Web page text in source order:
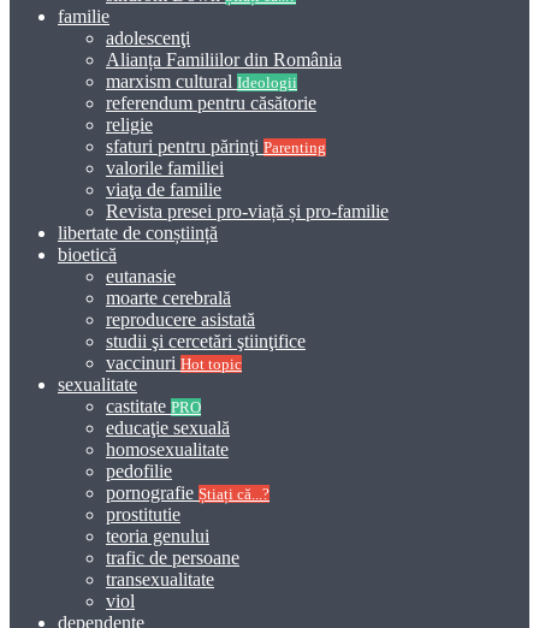
familie
adolescenţi
Alianța Familiilor din România
marxism cultural Ideologii
referendum pentru căsătorie
religie
sfaturi pentru părinţi Parenting
valorile familiei
viaţa de familie
Revista presei pro-viață și pro-familie
libertate de conștiință
bioetică
eutanasie
moarte cerebrală
reproducere asistată
studii şi cercetări ştiinţifice
vaccinuri Hot topic
sexualitate
castitate PRO
educaţie sexuală
homosexualitate
pedofilie
pornografie Știați că...?
prostitutie
teoria genului
trafic de persoane
transexualitate
viol
dependenţe